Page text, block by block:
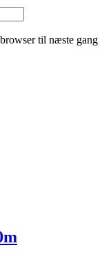
til næste gang